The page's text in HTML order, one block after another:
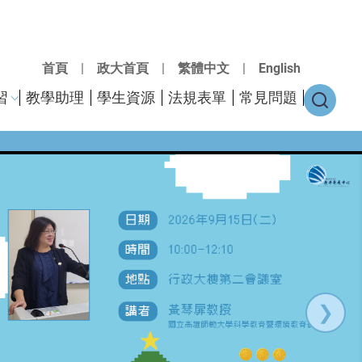
首頁 | 政大首頁 | 繁體中文 | English
教學助理 學生資源 法規表單 常見問題
❯